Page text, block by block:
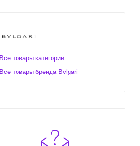
Все товары категории
Все товары бренда Bvlgari